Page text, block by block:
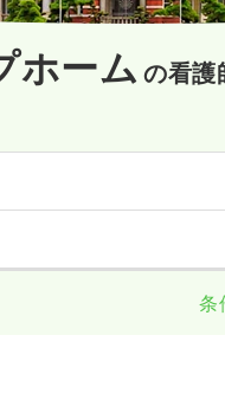
ホーム の看護
条